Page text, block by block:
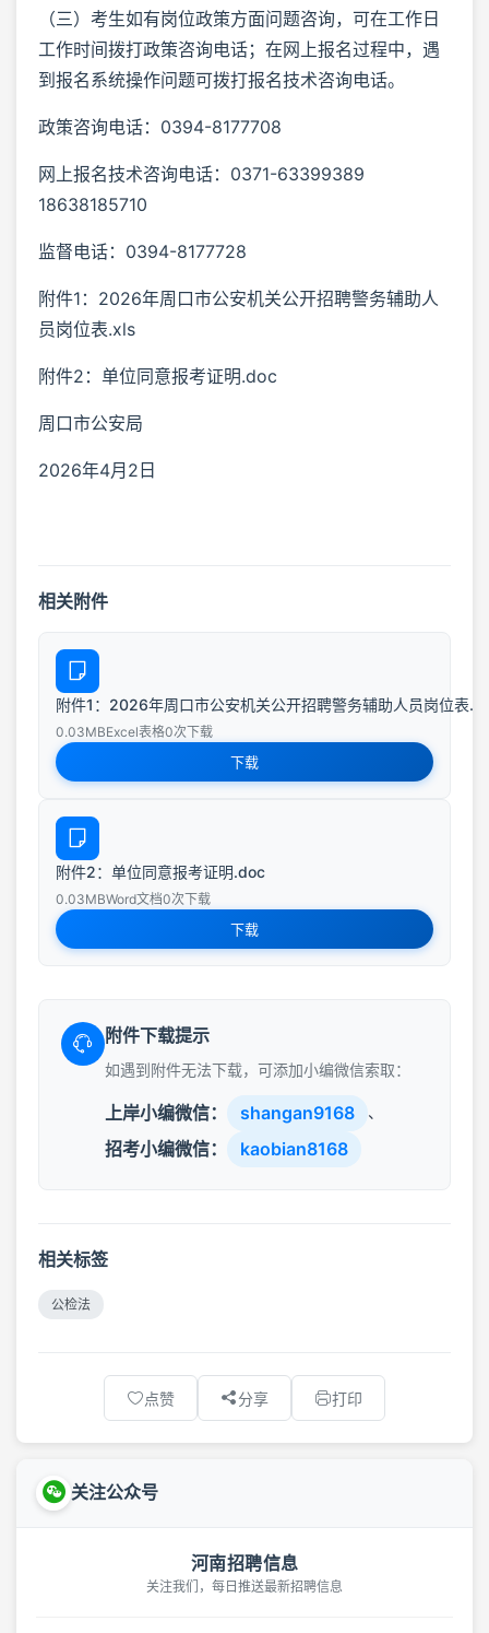
（三）考生如有岗位政策方面问题咨询，可在工作日
工作时间拨打政策咨询电话；在网上报名过程中，遇
到报名系统操作问题可拨打报名技术咨询电话。
政策咨询电话：0394-8177708
网上报名技术咨询电话：0371-63399389
18638185710
监督电话：0394-8177728
附件1：2026年周口市公安机关公开招聘警务辅助人
员岗位表.xls
附件2：单位同意报考证明.doc
周口市公安局
2026年4月2日
相关附件
附件1：2026年周口市公安机关公开招聘警务辅助人员岗位表
0.03MBExcel表格0次下载
下载
附件2：单位同意报考证明.doc
0.03MBWord文档0次下载
下载
附件下载提示
如遇到附件无法下载，可添加小编微信索取：
上岸小编微信： shangan9168 、
招考小编微信： kaobian8168
相关标签
公检法
点赞 分享 打印
关注公众号
河南招聘信息
关注我们，每日推送最新招聘信息